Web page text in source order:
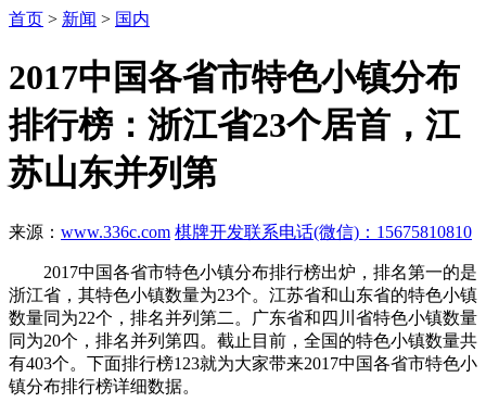
首页 > 新闻 > 国内
2017中国各省市特色小镇分布
排行榜：浙江省23个居首，江
苏山东并列第
来源： www.336c.com 棋牌开发联系电话(微信)：15675810810
2017中国各省市特色小镇分布排行榜出炉，排名第一的是
浙江省，其特色小镇数量为23个。江苏省和山东省的特色小镇
数量同为22个，排名并列第二。广东省和四川省特色小镇数量
同为20个，排名并列第四。截止目前，全国的特色小镇数量共
有403个。下面排行榜123就为大家带来2017中国各省市特色小
镇分布排行榜详细数据。